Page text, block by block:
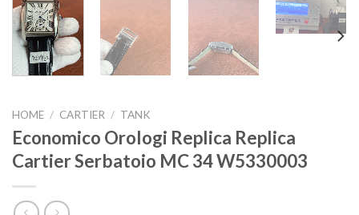
HOME / CARTIER / TANK
Economico Orologi Replica Replica
Cartier Serbatoio MC 34 W5330003